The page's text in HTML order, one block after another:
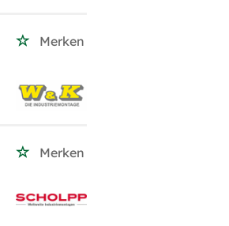
Merken
Merken